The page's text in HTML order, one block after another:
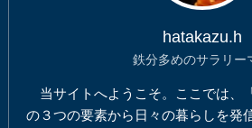
hatakazu.h
鉄分多めのサラリー
当サイトへようこそ。ここでは、
の３つの要素から日々の暮らしを発